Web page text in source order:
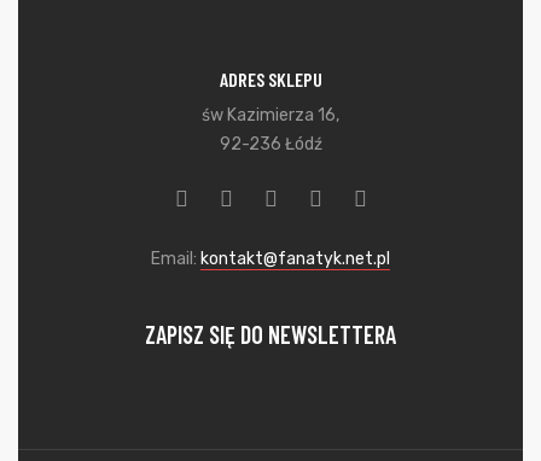
ADRES SKLEPU
św Kazimierza 16,
92-236 Łódź
Email: kontakt@fanatyk.net.pl
ZAPISZ SIĘ DO NEWSLETTERA